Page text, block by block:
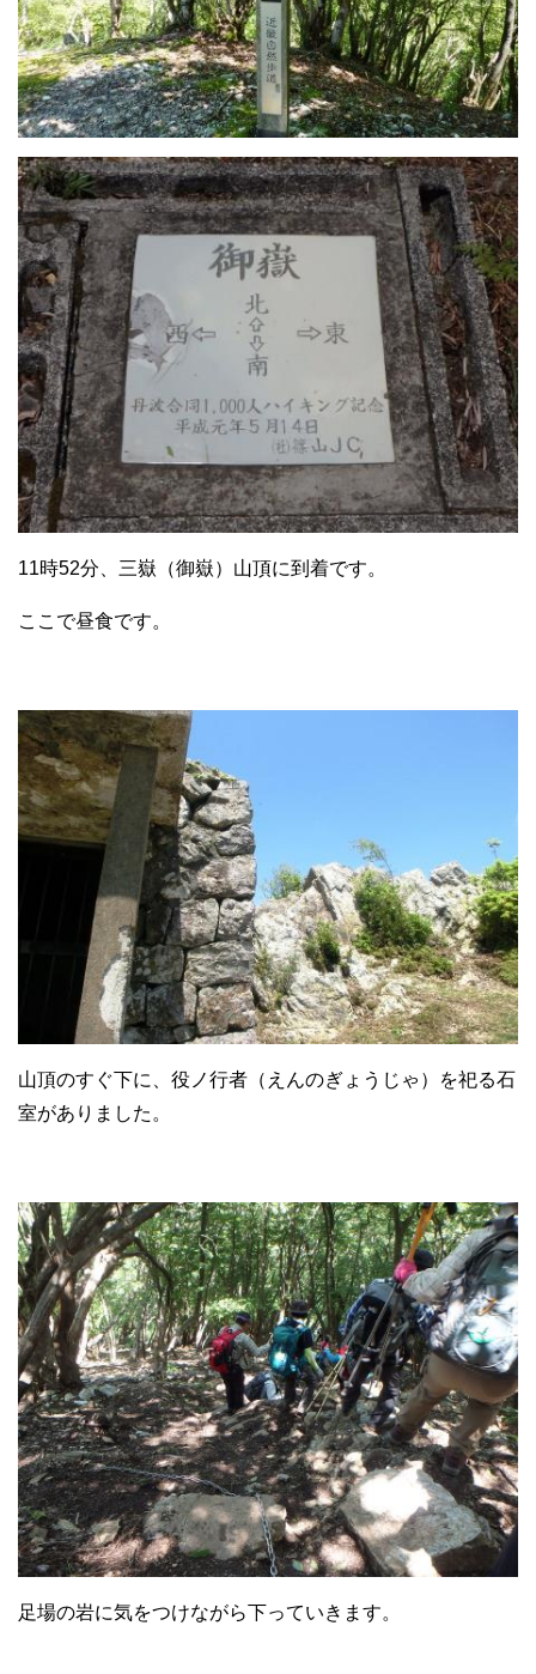
11時52分、三嶽（御嶽）山頂に到着です。
ここで昼食です。
山頂のすぐ下に、役ノ行者（えんのぎょうじゃ）を祀る石
室がありました。
足場の岩に気をつけながら下っていきます。